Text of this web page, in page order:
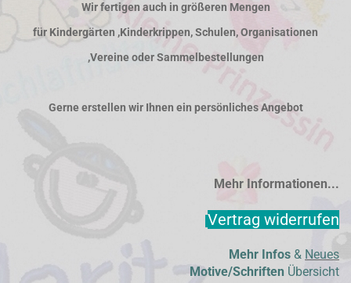
Wir fertigen auch in größeren Mengen
für Kindergärten ,Kinderkrippen, Schulen, Organisationen
,Vereine oder Sammelbestellungen
Gerne erstellen wir Ihnen ein persönliches Angebot
Mehr Informationen...
Vertrag widerrufen
Mehr Infos & Neues
Motive/Schriften Übersicht